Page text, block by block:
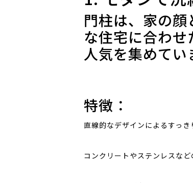
門柱は、家の
な住宅に合わ
人気を集めてい
特徴：
直線的なデザインによるすっき
コンクリートやステンレスな